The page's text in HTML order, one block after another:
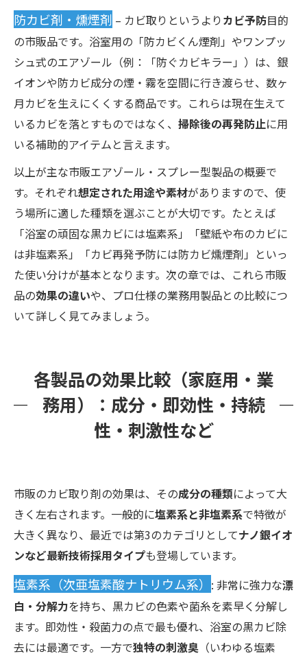
防カビ剤・燻煙剤 – カビ取りというよりカビ予防目的
の市販品です。浴室用の「防カビくん煙剤」やワンプッ
シュ式のエアゾール（例：「防ぐカビキラー」）は、銀
イオンや防カビ成分の煙・霧を空間に行き渡らせ、数ヶ
月カビを生えにくくする商品です。これらは現在生えて
いるカビを落とすものではなく、 掃除後の再発防止に用
いる補助的アイテムと言えます。
以上が主な市販エアゾール・スプレー型製品の概要で
す。それぞれ想定された用途や素材がありますので、使
う場所に適した種類を選ぶことが大切です。たとえば
「浴室の頑固な黒カビには塩素系」「壁紙や布のカビに
は非塩素系」「カビ再発予防には防カビ燻煙剤」といっ
た使い分けが基本となります。次の章では、これら市販
品の効果の違いや、プロ仕様の業務用製品との比較につ
いて詳しく見てみましょう。
各製品の効果比較（家庭用・業
務用）：成分・即効性・持続
性・刺激性など
市販のカビ取り剤の効果は、その成分の種類によって大
きく左右されます。一般的に塩素系と非塩素系で特徴が
大きく異なり、最近では第3のカテゴリとしてナノ銀イオ
ンなど最新技術採用タイプも登場しています。
塩素系（次亜塩素酸ナトリウム系） : 非常に強力な漂
白・分解力を持ち、黒カビの色素や菌糸を素早く分解し
ます。即効性・殺菌力の点で最も優れ、浴室の黒カビ除
去には最適です。一方で独特の刺激臭 （いわゆる塩素